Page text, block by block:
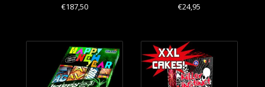
€187,50
€24,95